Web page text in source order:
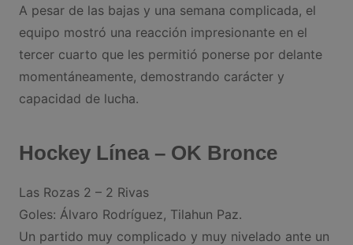
A pesar de las bajas y una semana complicada, el
equipo mostró una reacción impresionante en el
tercer cuarto que les permitió ponerse por delante
momentáneamente, demostrando carácter y
capacidad de lucha.
Hockey Línea – OK Bronce
Las Rozas 2 – 2 Rivas
Goles: Álvaro Rodríguez, Tilahun Paz.
Un partido muy complicado y muy nivelado ante un